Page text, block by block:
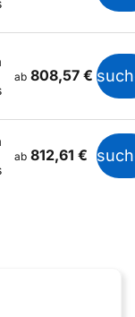
ab 808,57 €
ab 812,61 €